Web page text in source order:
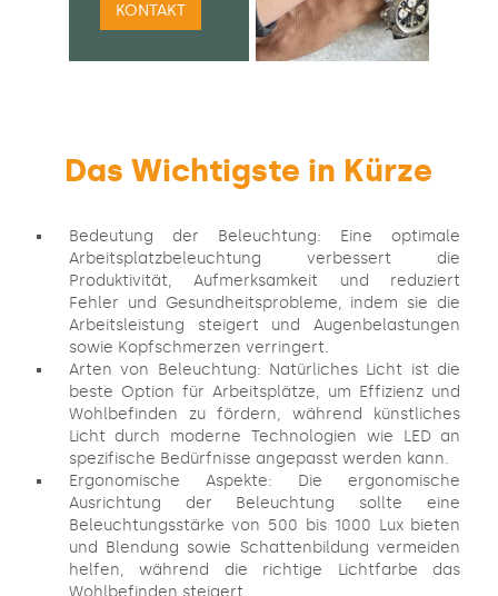
KONTAKT
Das Wichtigste in Kürze
Bedeutung der Beleuchtung: Eine optimale
Arbeitsplatzbeleuchtung verbessert die
Produktivität, Aufmerksamkeit und reduziert
Fehler und Gesundheitsprobleme, indem sie die
Arbeitsleistung steigert und Augenbelastungen
sowie Kopfschmerzen verringert.
Arten von Beleuchtung: Natürliches Licht ist die
beste Option für Arbeitsplätze, um Effizienz und
Wohlbefinden zu fördern, während künstliches
Licht durch moderne Technologien wie LED an
spezifische Bedürfnisse angepasst werden kann.
Ergonomische Aspekte: Die ergonomische
Ausrichtung der Beleuchtung sollte eine
Beleuchtungsstärke von 500 bis 1000 Lux bieten
und Blendung sowie Schattenbildung vermeiden
helfen, während die richtige Lichtfarbe das
Wohlbefinden steigert.